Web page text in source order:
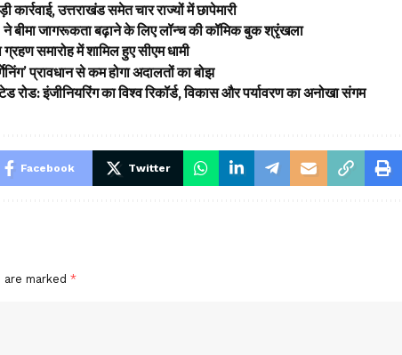
उत्तराखंड समेत चार राज्यों में छापेमारी
बीमा जागरूकता बढ़ाने के लिए लॉन्च की कॉमिक बुक श्रृंखला
समारोह में शामिल हुए सीएम धामी
प्रावधान से कम होगा अदालतों का बोझ
रोड: इंजीनियरिंग का विश्व रिकॉर्ड, विकास और पर्यावरण का अनोखा संगम
Facebook Twitter
marked *